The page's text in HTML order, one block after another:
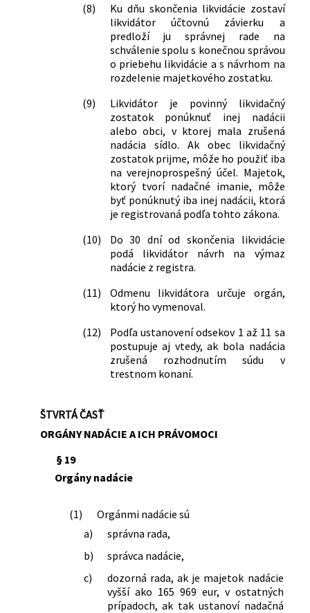
(8)
Ku dňu skončenia likvidácie zostaví
likvidátor účtovnú závierku a
predloží ju správnej rade na
schválenie spolu s konečnou správou
o priebehu likvidácie a s návrhom na
rozdelenie majetkového zostatku.
(9)
Likvidátor je povinný likvidačný
zostatok ponúknuť inej nadácii
alebo obci, v ktorej mala zrušená
nadácia sídlo. Ak obec likvidačný
zostatok prijme, môže ho použiť iba
na verejnoprospešný účel. Majetok,
ktorý tvorí nadačné imanie, môže
byť ponúknutý iba inej nadácii, ktorá
je registrovaná podľa tohto zákona.
(10)
Do 30 dní od skončenia likvidácie
podá likvidátor návrh na výmaz
nadácie z registra.
(11)
Odmenu likvidátora určuje orgán,
ktorý ho vymenoval.
(12)
Podľa ustanovení odsekov 1 až 11 sa
postupuje aj vtedy, ak bola nadácia
zrušená rozhodnutím súdu v
trestnom konaní.
ŠTVRTÁ ČASŤ
ORGÁNY NADÁCIE A ICH PRÁVOMOCI
§ 19
Orgány nadácie
(1)
Orgánmi nadácie sú
a)
správna rada,
b)
správca nadácie,
c)
dozorná rada, ak je majetok nadácie
vyšší ako 165 969 eur, v ostatných
prípadoch, ak tak ustanoví nadačná